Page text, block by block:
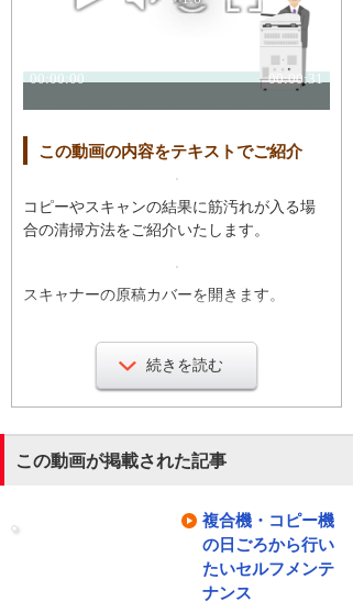
この動画の内容をテキストでご紹介
コピーやスキャンの結果に筋汚れが入る場
合の清掃方法をご紹介いたします。
スキャナーの原稿カバーを開きます。
左側の読み取りガラスを柔らかい布で清掃
同様に原稿カバー側も清掃して完了です。
続きを読む
この動画が掲載された記事
複合機・コピー機
の日ごろから行い
たいセルフメンテ
ナンス